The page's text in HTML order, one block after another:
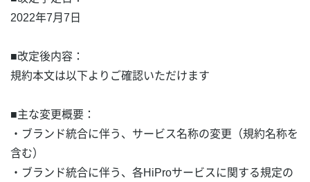
2022年7月7日
■改定後内容：
規約本文は以下よりご確認いただけます
■主な変更概要：
・ブランド統合に伴う、サービス名称の変更（規約名称を
含む）
・ブランド統合に伴う、各HiProサービスに関する規定の